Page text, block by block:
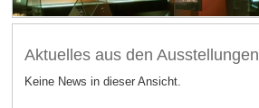
Aktuelles aus den Ausstellungen
Keine News in dieser Ansicht.